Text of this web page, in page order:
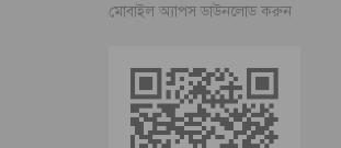
মোবাইল অ্যাপস ডাউনলোড করুন